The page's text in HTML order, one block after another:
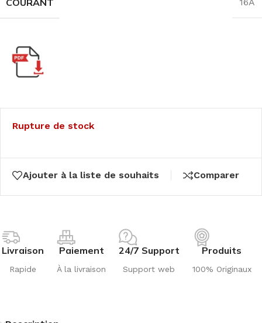
Rupture de stock
Ajouter à la liste de souhaits Comparer
Livraison
Rapide
Paiement
À la livraison
24/7 Support
Support web
Produits
100% Originaux